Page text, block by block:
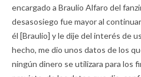
encargado a Braulio Alfaro del
desasosiego fue mayor al
él [Braulio] y le dije del interés de
hecho, me dio unos datos de los
ningún dinero se utilizara para los